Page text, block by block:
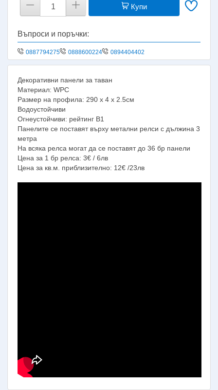
Купи
Въпроси и поръчки:
0887794275 0888600224 0894404402
Декоративни панели за таван
Материал: WPC
Размер на профила: 290 х 4 х 2.5см
Водоустойчиви
Огнеустойчиви: рейтинг B1
Панелите се поставят върху метални релси с дължина 3
метра
На всяка релса могат да се поставят до 36 бр панели
Цена за 1 бр релса: 3€ / 6лв
Цена за кв.м. приблизително: 12€ /23лв